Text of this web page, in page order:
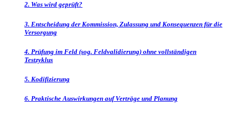
2. Was wird geprüft?
3. Entscheidung der Kommission, Zulassung und Konsequenzen für die
Versorgung
4. Prüfung im Feld (sog. Feldvalidierung) ohne vollständigen
Testzyklus
5. Kodifizierung
6. Praktische Auswirkungen auf Verträge und Planung